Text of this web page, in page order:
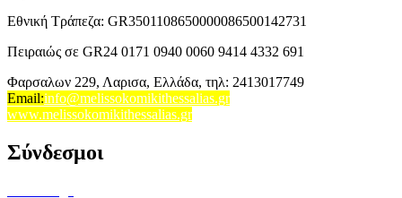
Εθνική Τράπεζα: GR3501108650000086500142731
Πειραιώς σε GR24 0171 0940 0060 9414 4332 691
Φαρσαλων 229, Λαρισα, Ελλάδα, τηλ: 2413017749
Email:info@melissokomikithessalias.gr
www.melissokomikithessalias.gr
Σύνδεσμοι